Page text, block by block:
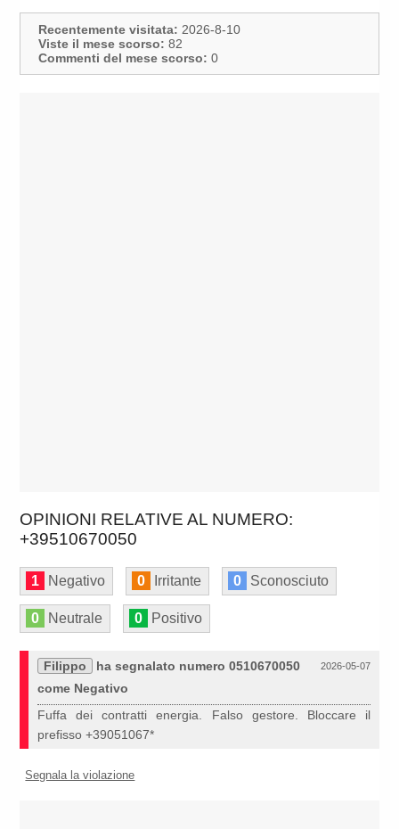
Recentemente visitata: 2026-8-10
Viste il mese scorso: 82
Commenti del mese scorso: 0
OPINIONI RELATIVE AL NUMERO:
+39510670050
1 Negativo 0 Irritante 0 Sconosciuto
0 Neutrale 0 Positivo
2026-05-07
Filippo
ha segnalato numero 0510670050
come Negativo
Fuffa dei contratti energia. Falso gestore. Bloccare il
prefisso +39051067*
Segnala la violazione